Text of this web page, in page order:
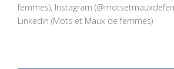
femmes), Instagram
Linkedin (Mots et Maux de femmes)